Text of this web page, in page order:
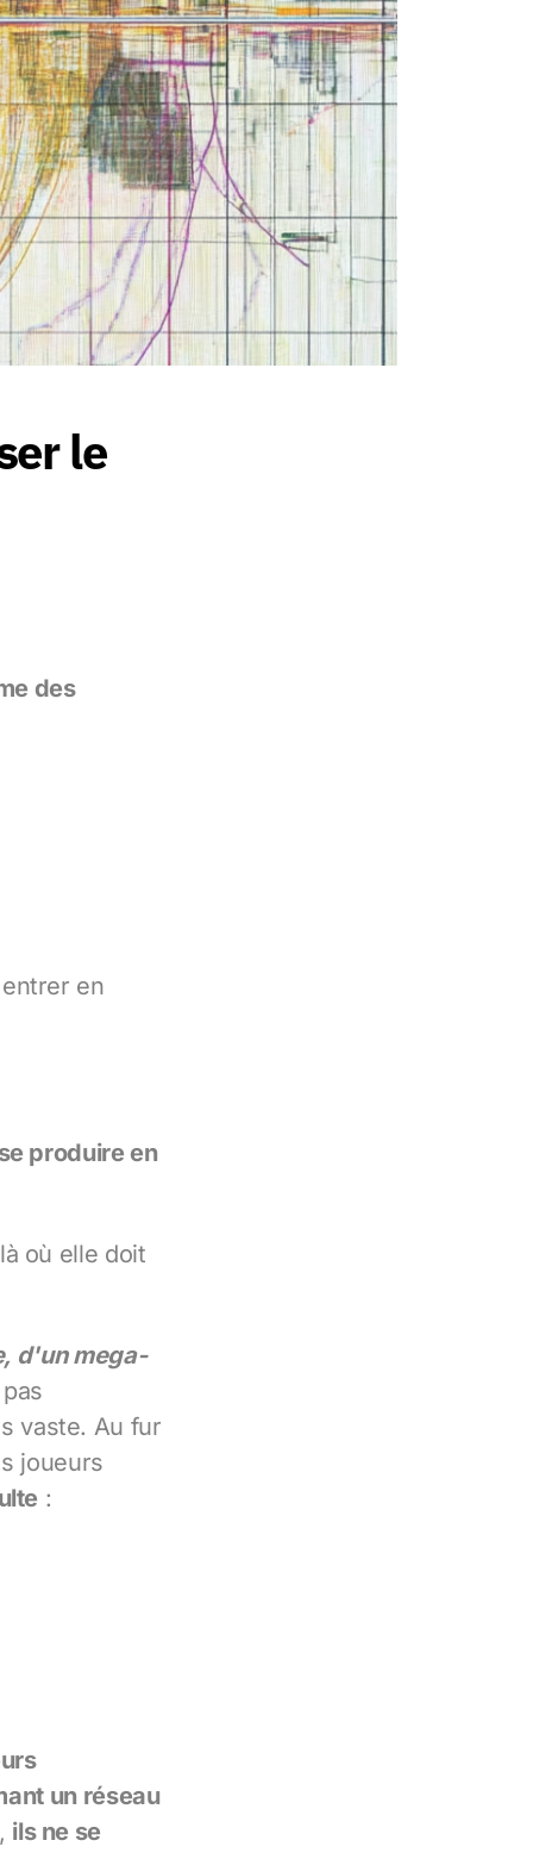
le
des
en
produire en
où elle doit
d'un mega-
vaste. Au fur
joueurs
:
un réseau
ils ne se